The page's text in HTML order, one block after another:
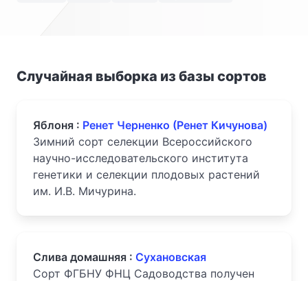
Случайная выборка из базы сортов
Яблоня : Ренет Черненко (Ренет Кичунова)
Зимний сорт селекции Всероссийского
научно-исследовательского института
генетики и селекции плодовых растений
им. И.В. Мичурина.
Слива домашняя : Сухановская
Сорт ФГБНУ ФНЦ Садоводства получен